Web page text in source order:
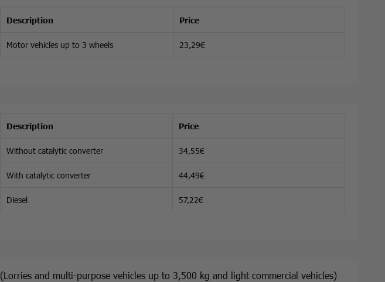
Description Price
Motor vehicles up to 3 wheels 23,29€
Description Price
Without catalytic converter 34,55€
With catalytic converter 44,49€
Diesel 57,22€
(Lorries and multi-purpose vehicles up to 3,500 kg and light commercial vehicles)